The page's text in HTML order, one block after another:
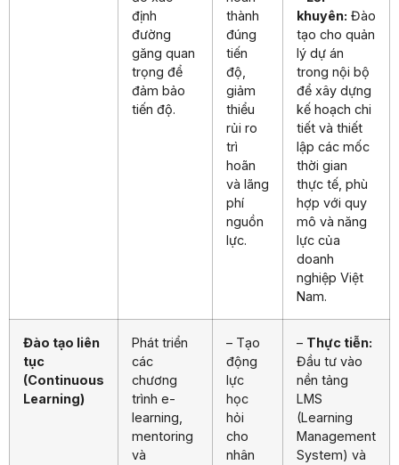
định
đường
găng quan
trọng để
đảm bảo
tiến độ.
thành
đúng
tiến
độ,
giảm
thiểu
rủi ro
trì
hoãn
và lãng
phí
nguồn
lực.
khuyên: Đào
tạo cho quản
lý dự án
trong nội bộ
để xây dựng
kế hoạch chi
tiết và thiết
lập các mốc
thời gian
thực tế, phù
hợp với quy
mô và năng
lực của
doanh
nghiệp Việt
Nam.
Đào tạo liên
tục
(Continuous
Learning)
Phát triển
các
chương
trình e-
learning,
mentoring
và
– Tạo
động
lực
học
hỏi
cho
nhân
– Thực tiễn:
Đầu tư vào
nền tảng
LMS
(Learning
Management
System) và